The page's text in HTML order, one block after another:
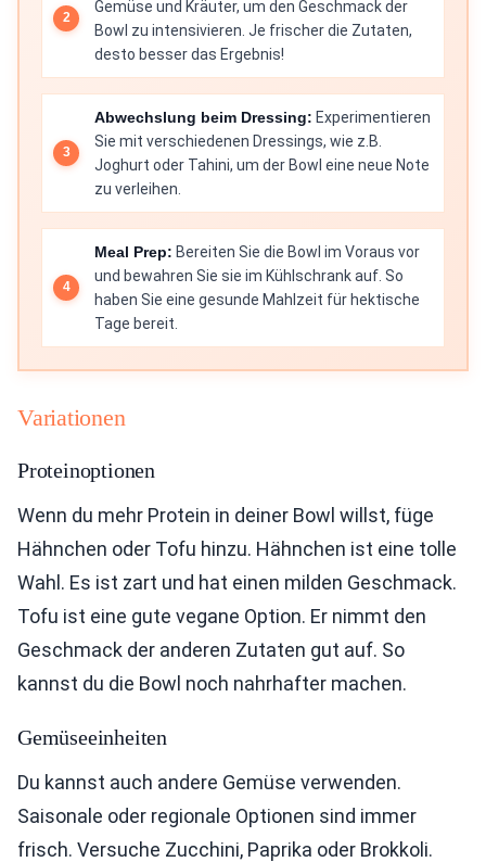
Gemüse und Kräuter, um den Geschmack der
Bowl zu intensivieren. Je frischer die Zutaten,
desto besser das Ergebnis!
Abwechslung beim Dressing: Experimentieren
Sie mit verschiedenen Dressings, wie z.B.
Joghurt oder Tahini, um der Bowl eine neue Note
zu verleihen.
Meal Prep: Bereiten Sie die Bowl im Voraus vor
und bewahren Sie sie im Kühlschrank auf. So
haben Sie eine gesunde Mahlzeit für hektische
Tage bereit.
Variationen
Proteinoptionen
Wenn du mehr Protein in deiner Bowl willst, füge
Hähnchen oder Tofu hinzu. Hähnchen ist eine tolle
Wahl. Es ist zart und hat einen milden Geschmack.
Tofu ist eine gute vegane Option. Er nimmt den
Geschmack der anderen Zutaten gut auf. So
kannst du die Bowl noch nahrhafter machen.
Gemüseeinheiten
Du kannst auch andere Gemüse verwenden.
Saisonale oder regionale Optionen sind immer
frisch. Versuche Zucchini, Paprika oder Brokkoli.